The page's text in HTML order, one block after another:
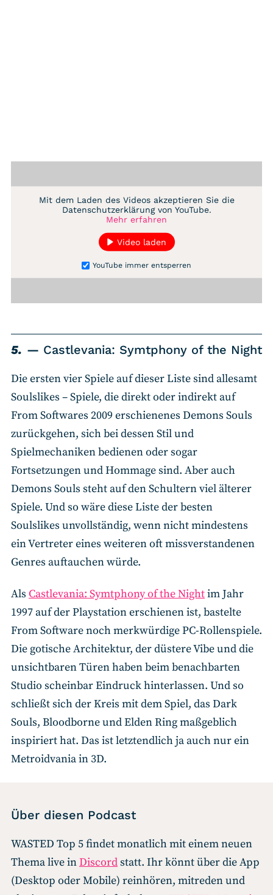
Mit dem Laden des Videos akzeptieren Sie die
Datenschutzerklärung von YouTube.
Mehr erfahren
Video laden
YouTube immer entsperren
5. Castlevania: Symtphony of the Night
Die ersten vier Spiele auf dieser Liste sind allesamt
Soulslikes – Spiele, die direkt oder indirekt auf
From Softwares 2009 erschienenes Demons Souls
zurückgehen, sich bei dessen Stil und
Spielmechaniken bedienen oder sogar
Fortsetzungen und Hommage sind. Aber auch
Demons Souls steht auf den Schultern viel älterer
Spiele. Und so wäre diese Liste der besten
Soulslikes unvollständig, wenn nicht mindestens
ein Vertreter eines weiteren oft missverstandenen
Genres auftauchen würde.
Als Castlevania: Symtphony of the Nightim Jahr
1997 auf der Playstation erschienen ist, bastelte
From Software noch merkwürdige PC-Rollenspiele.
Die gotische Architektur, der düstere Vibe und die
unsichtbaren Türen haben beim benachbarten
Studio scheinbar Eindruck hinterlassen. Und so
schließt sich der Kreis mit dem Spiel, das Dark
Souls, Bloodborne und Elden Ring maßgeblich
inspiriert hat. Das ist letztendlich ja auch nur ein
Metroidvania in 3D.
Über diesen Podcast
WASTED Top 5 findet monatlich mit einem neuen
Thema live inDiscordstatt. Ihr könnt über die App
(Desktop oder Mobile) reinhören, mitreden und